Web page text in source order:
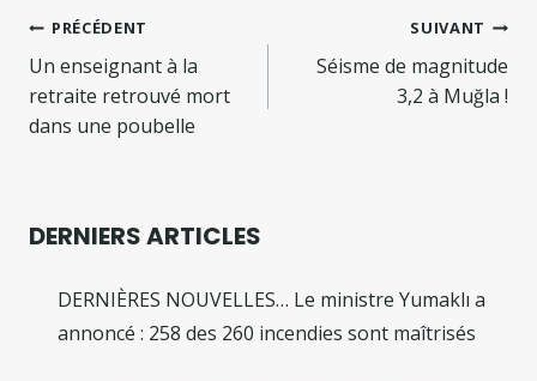
Navigation
de
l’article
PRÉCÉDENT
Un enseignant à la
retraite retrouvé mort
dans une poubelle
SUIVANT
Séisme de magnitude
3,2 à Muğla !
DERNIERS ARTICLES
DERNIÈRES NOUVELLES… Le ministre Yumaklı a
annoncé : 258 des 260 incendies sont maîtrisés